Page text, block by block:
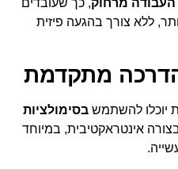
ללא צורך בהגעה פיזית
יוכלו להשתמש בסימולציות
אינטראקטיבית, במיוחד